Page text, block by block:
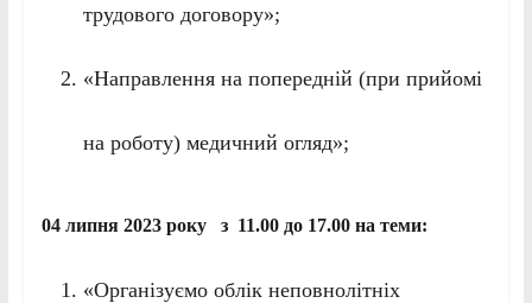
трудового договору»;
«Направлення на попередній (при прийомі
на роботу) медичний огляд»;
04 липня 2023 року з 11.00 до 17.00 на теми:
«Організуємо облік неповнолітніх